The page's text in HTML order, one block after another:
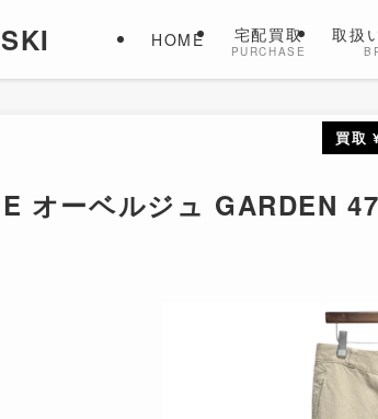
HOME 宅配買取
PURCHASE
取扱
買取
オーベルジュ GARDEN